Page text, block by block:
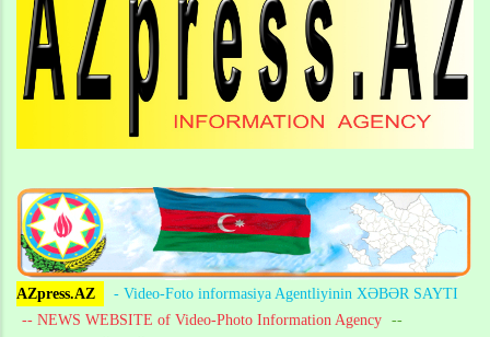
AZpress.AZ
- Video-Foto informasiya Agentliyinin XƏBƏR SAYTI
-- NEWS WEBSITE of Video-Photo Information Agency --